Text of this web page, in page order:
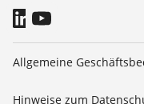
Allgemeine
Hinweise zum